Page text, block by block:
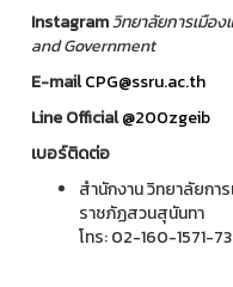
Instagramวิทยาลัยการเมือ
and Government
E-mailCPG@ssru.ac.th
Line Official@200zgeib
เบอร์ติดต่อ
สำนักงาน วิทยาลัยกา
ราชภัฏสวนสุนันทา
โทร: 02-160-1571-73